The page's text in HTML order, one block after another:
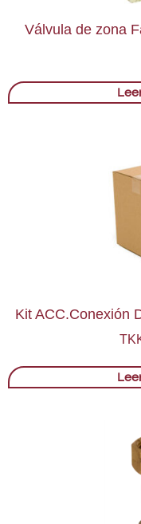
Válvula de zona
Kit ACC.Conexión